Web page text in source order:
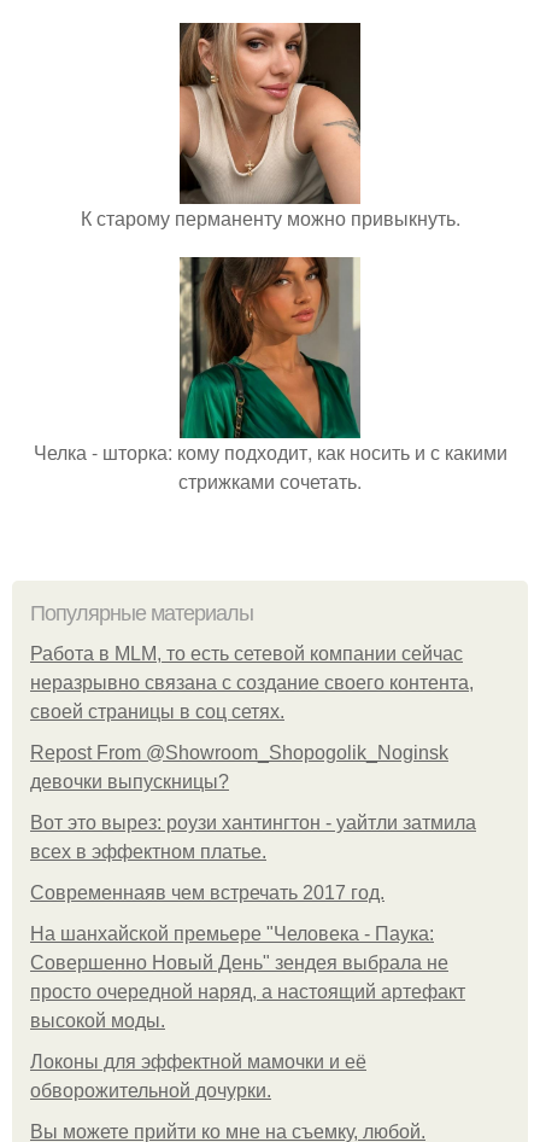
К старому перманенту можно привыкнуть.
Челка - шторка: кому подходит, как носить и с какими
стрижками сочетать.
Популярные материалы
Работа в MLM, то есть сетевой компании сейчас
неразрывно связана с создание своего контента,
своей страницы в соц сетях.
Repost From @Showroom_Shopogolik_Noginsk
девочки выпускницы?
Вот это вырез: роузи хантингтон - уайтли затмила
всех в эффектном платьe.
Современнаяв чем встречать 2017 год.
На шанхайской премьере "Человека - Паука:
Совершенно Новый День" зендея выбрала не
просто очередной наряд, а настоящий артефакт
высокой моды.
Локоны для эффектной мамочки и её
обворожительной дочурки.
Вы можете прийти ко мне на съемку, любой.